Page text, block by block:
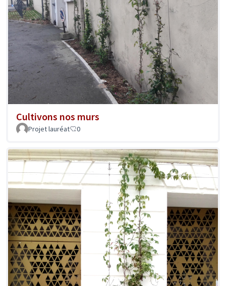
Cultivons nos murs
Projet lauréat 0